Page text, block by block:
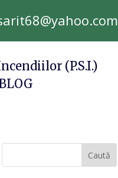
(P.S.I.)
Caută